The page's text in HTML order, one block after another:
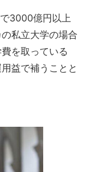
3000億円以上
私立大学の場合
を取っている
益で補うことと